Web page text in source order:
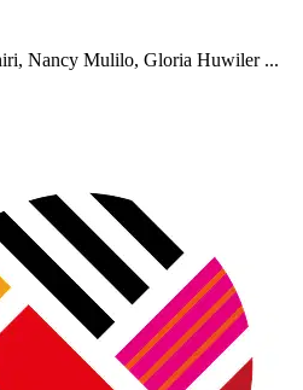
Nancy Mulilo, Gloria Huwiler ...